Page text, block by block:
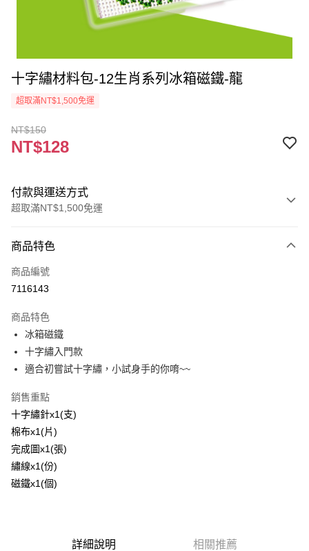
十字繡材料包-12生肖系列冰箱磁鐵-龍
超取滿NT$1,500免運
NT$150
NT$128
付款與運送方式
超取滿NT$1,500免運
信用卡一次付款
超商取貨付款
街口支付
悠遊付
運送方式
全家取貨付款
每筆NT$60，滿NT$1,500(含以上)免運費
付款後全家取貨
付款後7-11取貨
商品特色
商品編號
7116143
商品特色
冰箱磁鐵
十字繡入門款
適合初嘗試十字繡，小試身手的你唷~~
銷售重點
十字繡針x1(支)
棉布x1(片)
完成圖x1(張)
繡線x1(份)
磁鐵x1(個)
詳細說明 相關推薦